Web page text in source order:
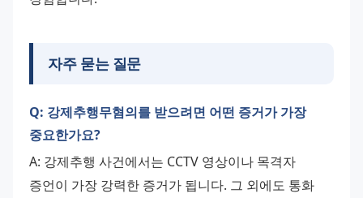
자주 묻는 질문
Q: 강제추행무혐의를 받으려면 어떤 증거가 가장
중요한가요?
A: 강제추행 사건에서는 CCTV 영상이나 목격자
증언이 가장 강력한 증거가 됩니다. 그 외에도 통화